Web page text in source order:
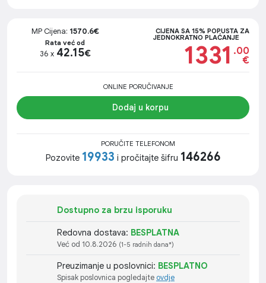
MP Cijena: 1570.6€
Rata već od
36 x 42.15€
CIJENA SA 15% POPUSTA ZA
JEDNOKRATNO PLAĆANJE
1331 .00
€
ONLINE PORUČIVANJE
Dodaj u korpu
PORUČITE TELEFONOM
Pozovite 19933 i pročitajte šifru 146266
Dostupno za brzu isporuku
Redovna dostava: BESPLATNA
Već od 10.8.2026 (1-5 radnih dana*)
Preuzimanje u poslovnici: BESPLATNO
Spisak poslovnica pogledajte ovdje